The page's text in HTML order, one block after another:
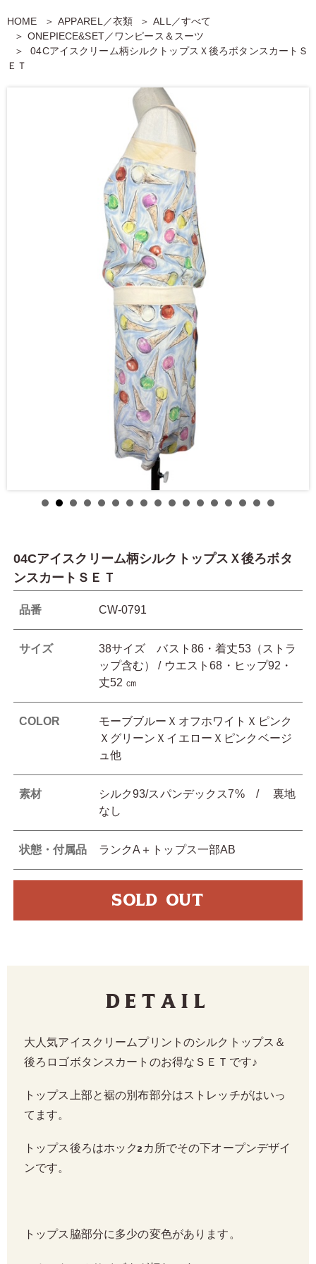
HOME APPAREL／衣類
ALL／すべて
ONEPIECE&SET／ワンピース＆スーツ
04Cアイスクリーム柄シルクトップスＸ後ろボタンスカートＳ
ＥＴ
04Cアイスクリーム柄シルクトップスＸ後ろボタ
ンスカートＳＥＴ
品番 CW-0791
サイズ
38サイズ バスト86・着丈53（ストラ
ップ含む） / ウエスト68・ヒップ92・
丈52 ㎝
COLOR
モーブブルーＸオフホワイトＸピンク
ＸグリーンＸイエローＸピンクベージ
ュ他
素材
シルク93/スパンデックス7% / 裏地
なし
状態・付属品 ランクA＋トップス一部AB
SOLD OUT
Detail
大人気アイスクリームプリントのシルクトップス＆
後ろロゴボタンスカートのお得なＳＥＴです♪
トップス上部と裾の別布部分はストレッチがはいっ
てます。
トップス後ろはホック2カ所でその下オープンデザイ
ンです。
トップス脇部分に多少の変色があります。